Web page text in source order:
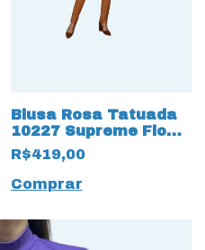
Blusa Rosa Tatuada
10227 Supreme Flow
com Listras Off
White
R$419,00
Comprar